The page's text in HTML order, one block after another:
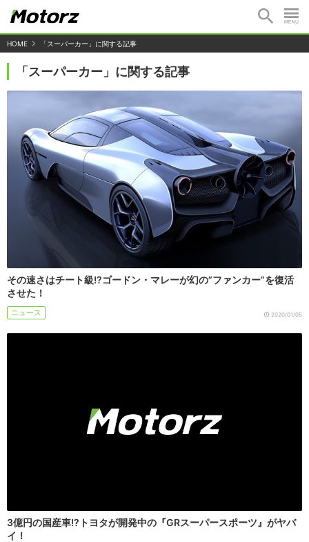
HOME 「スーパーカー」に関する記事
「スーパーカー」に関する記事
その速さはチート級!?ゴードン・マレーが幻の”ファンカー”を復活
させた！
ニュース 2020/01/05
3億円の国産車!?トヨタが開発中の『GRスーパースポーツ』がヤバ
イ！